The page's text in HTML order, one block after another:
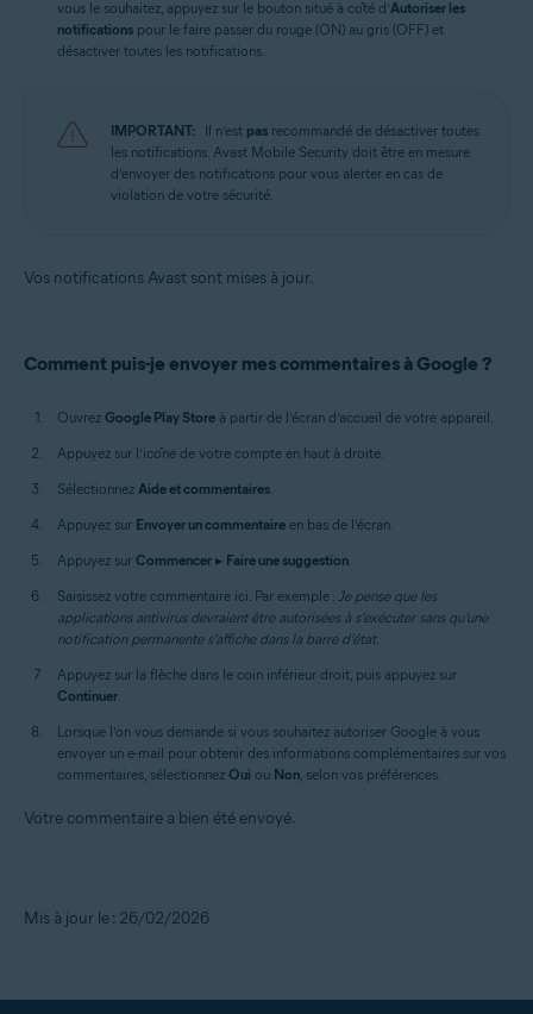
vous le souhaitez, appuyez sur le bouton situé à côté d’Autoriser les
notifications pour le faire passer du rouge (ON) au gris (OFF) et
désactiver toutes les notifications.
IMPORTANT: Il n’est pas recommandé de désactiver toutes
les notifications. Avast Mobile Security doit être en mesure
d’envoyer des notifications pour vous alerter en cas de
violation de votre sécurité.
Vos notifications Avast sont mises à jour.
Comment puis-je envoyer mes commentaires à Google ?
Ouvrez Google Play Store à partir de l’écran d’accueil de votre appareil.
Appuyez sur l’icône de votre compte en haut à droite.
Sélectionnez Aide et commentaires.
Appuyez sur Envoyer un commentaire en bas de l’écran.
Appuyez sur Commencer ▸ Faire une suggestion.
Saisissez votre commentaire ici. Par exemple : Je pense que les
applications antivirus devraient être autorisées à s’exécuter sans qu’une
notification permanente s’affiche dans la barre d’état.
Appuyez sur la flèche dans le coin inférieur droit, puis appuyez sur
Continuer.
Lorsque l’on vous demande si vous souhaitez autoriser Google à vous
envoyer un e-mail pour obtenir des informations complémentaires sur vos
commentaires, sélectionnez Oui ou Non, selon vos préférences.
Votre commentaire a bien été envoyé.
Mis à jour le : 26/02/2026